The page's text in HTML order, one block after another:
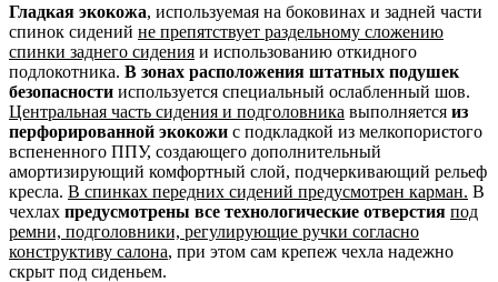
Гладкая экокожа, используемая на боковинах и задней части
спинок сидений не препятствует раздельному сложению
спинки заднего сидения и использованию откидного
подлокотника. В зонах расположения штатных подушек
безопасности используется специальный ослабленный шов.
Центральная часть сидения и подголовника выполняется из
перфорированной экокожи с подкладкой из мелкопористого
вспененного ППУ, создающего дополнительный
амортизирующий комфортный слой, подчеркивающий рельеф
кресла. В спинках передних сидений предусмотрен карман. В
чехлах предусмотрены все технологические отверстия под
ремни, подголовники, регулирующие ручки согласно
конструктиву салона, при этом сам крепеж чехла надежно
скрыт под сиденьем.